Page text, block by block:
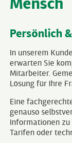
Persönlich
In unserem
erwarten Sie
Mitarbeiter.
Lösung für Ihre
Eine
genauso
Informationen zu
Tarifen oder